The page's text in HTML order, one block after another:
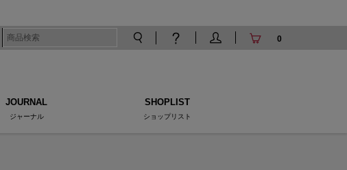
0
JOURNAL
ジャーナル
SHOPLIST
ショップリスト